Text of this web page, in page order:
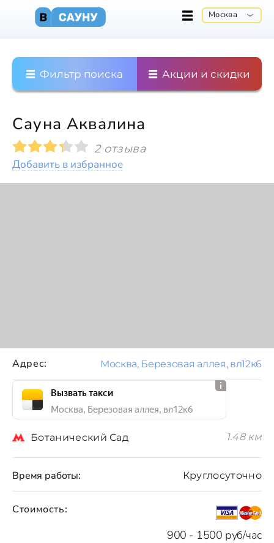
Москва
Фильтр поиска Акции и скидки
Сауна Аквалина
2 отзыва
Добавить в избранное
Стоимость:
900 - 1500 руб/час
Время работы: Круглосуточно
Адрес: Москва, Березовая аллея, вл12к6
Вызвать такси
Москва, Березовая аллея, вл12к6
Ботанический Сад 1.48 км